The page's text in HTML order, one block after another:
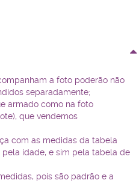
a foto poderão não
separadamente;
armado como na foto
que vendemos
com as medidas da tabela
idade, e sim pela tabela de
pois são padrão e a